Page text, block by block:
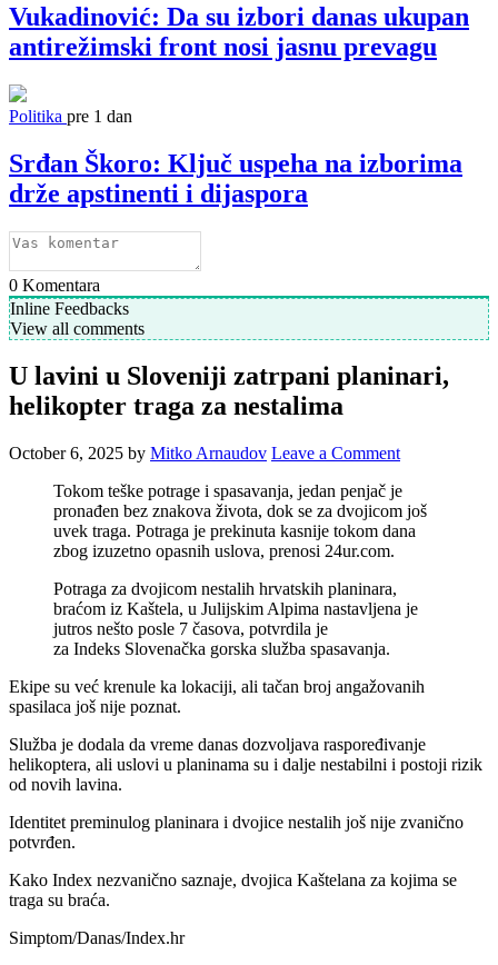
Vukadinović: Da su izbori danas ukupan
antirežimski front nosi jasnu prevagu
Politika pre 1 dan
Srđan Škoro: Ključ uspeha na izborima
drže apstinenti i dijaspora
0 Komentara
Inline Feedbacks
View all comments
U lavini u Sloveniji zatrpani planinari,
helikopter traga za nestalima
October 6, 2025 by Mitko Arnaudov Leave a Comment
Tokom teške potrage i spasavanja, jedan penjač je
pronađen bez znakova života, dok se za dvojicom još
uvek traga. Potraga je prekinuta kasnije tokom dana
zbog izuzetno opasnih uslova, prenosi 24ur.com.
Potraga za dvojicom nestalih hrvatskih planinara,
braćom iz Kaštela, u Julijskim Alpima nastavljena je
jutros nešto posle 7 časova, potvrdila je
za Indeks Slovenačka gorska služba spasavanja.
Ekipe su već krenule ka lokaciji, ali tačan broj angažovanih
spasilaca još nije poznat.
Služba je dodala da vreme danas dozvoljava raspoređivanje
helikoptera, ali uslovi u planinama su i dalje nestabilni i postoji rizik
od novih lavina.
Identitet preminulog planinara i dvojice nestalih još nije zvanično
potvrđen.
Kako Index nezvanično saznaje, dvojica Kaštelana za kojima se
traga su braća.
Simptom/Danas/Index.hr